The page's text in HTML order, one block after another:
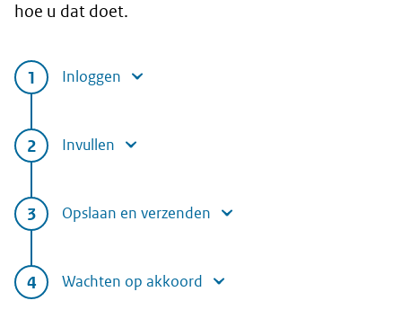
hoe u dat doet.
Inloggen
Invullen
Opslaan en verzenden
Wachten op akkoord